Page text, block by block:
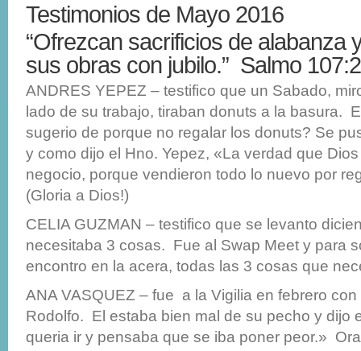
Testimonios de Mayo 2016
“Ofrezcan sacrificios de alabanza
sus obras con jubilo.” Salmo
ANDRES YEPEZ – testifico que un Sabado,
lado de su trabajo, tiraban donuts a la basura.
sugerio de porque no regalar los donuts? Se
y como dijo el Hno. Yepez, «La verdad que
negocio, porque vendieron todo lo nuevo por
(Gloria a Dios!)
CELIA GUZMAN – testifico que se levanto
necesitaba 3 cosas. Fue al Swap Meet y para
encontro en la acera, todas las 3 cosas que
ANA VASQUEZ – fue a la Vigilia en febrero
Rodolfo. El estaba bien mal de su pecho y dijo
queria ir y pensaba que se iba poner peor.»